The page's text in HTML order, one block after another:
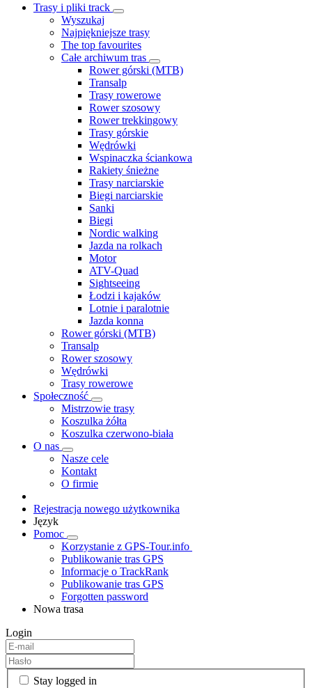
Trasy i pliki track
Wyszukaj
Najpiękniejsze trasy
The top favourites
Całe archiwum tras
Rower górski (MTB)
Transalp
Trasy rowerowe
Rower szosowy
Rower trekkingowy
Trasy górskie
Wędrówki
Wspinaczka ściankowa
Rakiety śnieżne
Trasy narciarskie
Biegi narciarskie
Sanki
Biegi
Nordic walking
Jazda na rolkach
Motor
ATV-Quad
Sightseeing
Łodzi i kajaków
Lotnie i paralotnie
Jazda konna
Rower górski (MTB)
Transalp
Rower szosowy
Wędrówki
Trasy rowerowe
Społeczność
Mistrzowie trasy
Koszulka żółta
Koszulka czerwono-biała
O nas
Nasze cele
Kontakt
O firmie
Rejestracja nowego użytkownika
Język
Pomoc
Korzystanie z GPS-Tour.info
Publikowanie tras GPS
Informacje o TrackRank
Publikowanie tras GPS
Forgotten password
Nowa trasa
Login
Stay logged in